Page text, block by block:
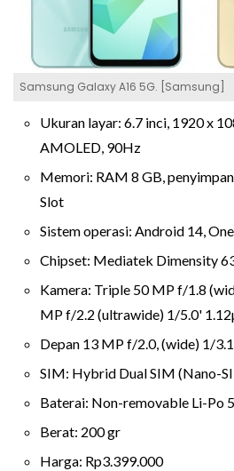
Samsung Galaxy A16 5G. [Samsung]
Ukuran layar: 6.7 inci, 1920 x
AMOLED, 90Hz
Memori: RAM 8 GB,
Slot
Sistem operasi: Android 14,
Chipset: Mediatek Dimensity
Kamera: Triple 50 MP f/1.8
MP f/2.2 (ultrawide) 1/5.0'
Depan 13 MP f/2.0, (wide) 1/
SIM: Hybrid Dual SIM (Nano-
Baterai: Non-removable Li-Po
Berat: 200 gr
Harga: Rp3.399.000